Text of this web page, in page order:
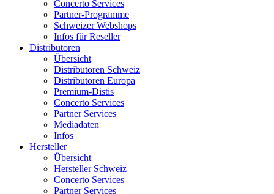
Concerto Services
Partner-Programme
Schweizer Webshops
Infos für Reseller
Distributoren
Übersicht
Distributoren Schweiz
Distributoren Europa
Premium-Distis
Concerto Services
Partner Services
Mediadaten
Infos
Hersteller
Übersicht
Hersteller Schweiz
Concerto Services
Partner Services